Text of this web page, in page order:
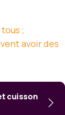
;
avoir des
cuisson